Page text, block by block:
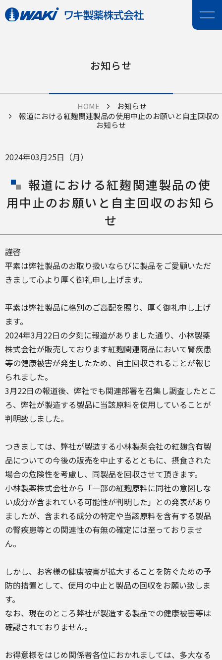
お知らせ
HOME
お知らせ
報道における紅麹関連製品の使用中止のお願いと自主回収の
お知らせ
2024年03月25日（月）
報道における紅麹関連製品の使
用中止のお願いと自主回収のお知ら
せ
謹啓
平素は弊社製品のお取り扱いならびに製品をご愛顧いただ
きまして心より厚く御礼申し上げます。
平素は弊社製品に格別のご高配を賜り、厚く御礼申し上げ
ます。
2024年3月22日の夕刻に報道がありました通り、小林製薬
株式会社が販売しております紅麹関連商品において腎疾患
等の健康被害が発生したため、自主回収されることが報じ
られました。
3月22日の報道後、弊社でも関連部署を召集し調査したとこ
ろ、弊社が製造する製品に当該原料を使用していることが
判明致しました。
つきましては、弊社が製造する小林製薬会社の紅麹含有製
品についての今後の販売を中止するとともに、摂食された
場合の危険性を考慮し、同製品を回収させて頂きます。
小林製薬株式会社から「一部の紅麹原料に同社の意図しな
い成分が含まれている可能性が判明した」との発表があり
ましたが、含まれる成分の特定や当該原料を含有する製品
の腎疾患等との関連性の有無の確定には至っておりませ
ん。
しかし、お客様の健康被害が拡大することを防ぐための予
防的措置として、使用の中止と製品の回収をお願い致しま
す。
なお、現在のところ弊社が製造する製品での健康被害等は
確認されておりません。
お得意様をはじめ関係者各位におかれましては、多大なる